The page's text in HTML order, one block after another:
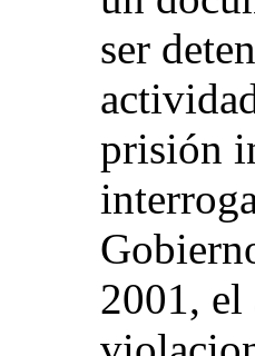
ser
prisión
2001, el